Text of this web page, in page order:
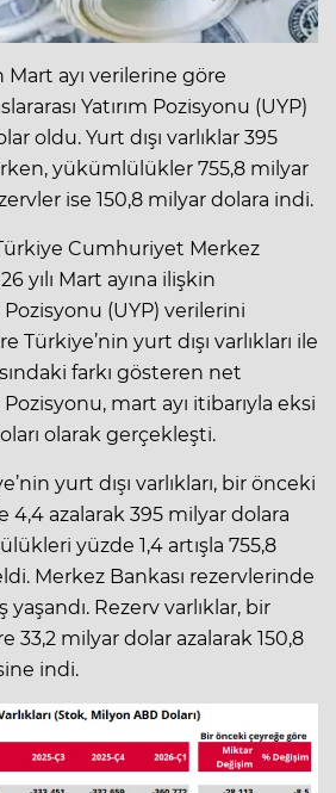
Mart ayı verilerine göre
Yatırım Pozisyonu (UYP)
oldu. Yurt dışı varlıklar 395
yükümlülükler 755,8 milyar
ise 150,8 milyar dolara indi.
Cumhuriyet Merkez
yılı Mart ayına ilişkin
Pozisyonu (UYP) verilerini
Türkiye’nin yurt dışı varlıkları ile
farkı gösteren net
Pozisyonu, mart ayı itibarıyla eksi
olarak gerçekleşti.
yurt dışı varlıkları, bir önceki
4,4 azalarak 395 milyar dolara
yüzde 1,4 artışla 755,8
Merkez Bankası rezervlerinde
Rezerv varlıklar, bir
33,2 milyar dolar azalarak 150,8
indi.